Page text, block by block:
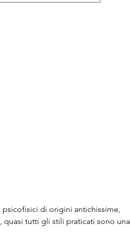
psicofisici di origini antichissime,
tutti gli stili praticati sono una